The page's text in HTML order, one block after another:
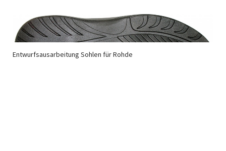
Entwurfsausarbeitung Sohlen für Rohde